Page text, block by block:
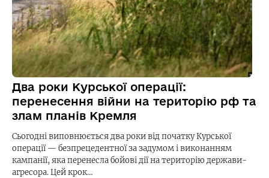
Два роки Курської операції:
перенесення війни на територію рф та
злам планів Кремля
Сьогодні виповнюється два роки від початку Курської
операції — безпрецедентної за задумом і виконанням
кампанії, яка перенесла бойові дії на територію держави-
агресора. Цей крок…